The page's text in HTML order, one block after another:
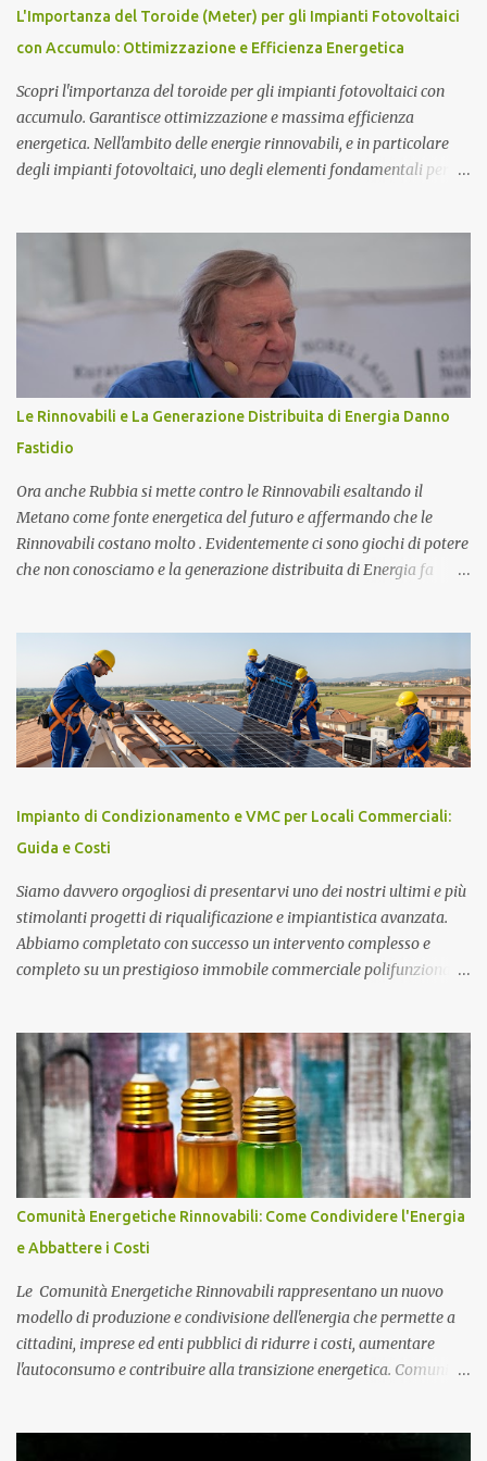
Magnetico . L'Atomo Magnetico Gli atomi magnetici sono costituiti
da triplette neutre di quark (+1,-1,0). Secondo questo modello di
atomo magnetico quindi non ci sono protoni e neutroni nel nucleo
atomico...
L'Importanza del Toroide (Meter) per gli Impianti Fotovoltaici
con Accumulo: Ottimizzazione e Efficienza Energetica
Scopri l'importanza del toroide per gli impianti fotovoltaici con
accumulo. Garantisce ottimizzazione e massima efficienza
energetica. Nell'ambito delle energie rinnovabili, e in particolare
degli impianti fotovoltaici, uno degli elementi fondamentali per
un ruolo cruciale nella gestione dell'energia prodotta e accumulata,
contribuendo significativamente a migliorare le prestazioni
complessive dell'impianto. In questo articolo, esploreremo nel
dettaglio l'importanza del toroide negli impianti fotovoltaici con
accumulo di energia, come funziona, e perché è essenziale per
ottimizzare il rendimento energetico. Approfondiremo inoltre le
implicazioni che il suo corretto utilizzo ha sulla durata e
sull'affidabilità dell'intero sistema. Cos'è un Toroide o Meter e
Come Funziona? Il toroide (o meter) è un dispositivo el...
Le Rinnovabili e La Generazione Distribuita di Energia Danno
Fastidio
Ora anche Rubbia si mette contro le Rinnovabili esaltando il
Metano come fonte energetica del futuro e affermando che le
Rinnovabili costano molto . Evidentemente ci sono giochi di potere
che non conosciamo e la generazione distribuita di Energia fa
quanto trattasi di uno dei più famosi scienziati italiani. Ha
ottenuto il Premio Nobel per la Fisica nel 1984 ed attualmente è
Senatore della Repubblica con nomina presidenziale ( Senatore a
Vita della Repubblica Italiana ). Collabora con il CIEMAT (centro
di ricerca sull'energia, l'ambiente e la tecnologia), un organismo
ricerca in campo energetico, dove sostiene fortemente lo sviluppo
del " solare termodinamico ", che aveva avviato nel 2001 all'ENEA
con il Progetto Archimede. Nel 2007 viene nominato membro Gr...
Impianto di Condizionamento e VMC per Locali Commerciali:
Guida e Costi
Siamo davvero orgogliosi di presentarvi uno dei nostri ultimi e più
stimolanti progetti di riqualificazione e impiantistica avanzata.
Abbiamo completato con successo un intervento complesso e
completo su un prestigioso immobile commerciale polifunzionale,
a 200 persone in totale sicurezza e comfort. Impianto Fotovoltaico
da 36 kWp Grid-Connected Per completare l'efficentamento
energetico e ridurre drasticamente i costi di gestione dell'immobile,
abbiamo inoltre installato un potente impianto fotovoltaico da 36
kWp in configurazione grid-connected senza accumulo. Il sistema
si compone di 80 moduli fotovoltaici di ultima generazione ad alta
efficienza e di inverter trifase di primaria marca, collegati alle
protezioni di stringa e ai quadri elettrici dedicati. Un intervento
strategico che consente al locale commerciale di autoprodurre ...
Comunità Energetiche Rinnovabili: Come Condividere l'Energia
e Abbattere i Costi
Le Comunità Energetiche Rinnovabili rappresentano un nuovo
modello di produzione e condivisione dell'energia che permette a
cittadini, imprese ed enti pubblici di ridurre i costi, aumentare
l'autoconsumo e contribuire alla transizione energetica. Comunità